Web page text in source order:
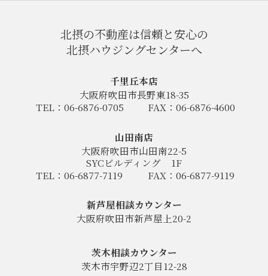
北摂の不動産は信頼と安心の
北摂ハウジングセンターへ
千里丘本店
大阪府吹田市長野東18-35
TEL：06-6876-0705
FAX：06-6876-4600
山田南店
大阪府吹田市山田南22-5
SYCビルディング
1F
TEL：06-6877-7119
FAX：06-6877-9119
新芦屋相談カウンター
大阪府吹田市新芦屋上20-2
茨木相談カウンター
茨木市宇野辺2丁目12-28